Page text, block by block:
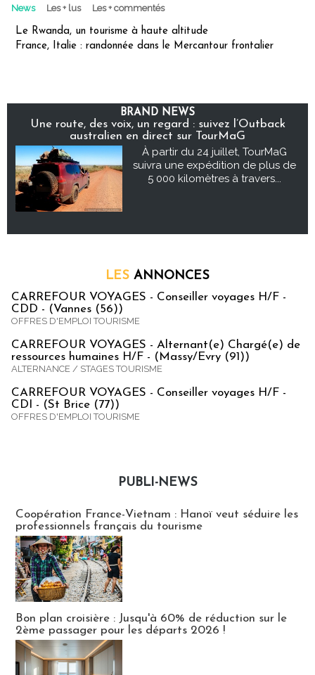
News Les + lus Les + commentés
Le Rwanda, un tourisme à haute altitude
France, Italie : randonnée dans le Mercantour frontalier
BRAND NEWS
Une route, des voix, un regard : suivez l’Outback
australien en direct sur TourMaG
À partir du 24 juillet, TourMaG
suivra une expédition de plus de
5 000 kilomètres à travers...
LES ANNONCES
CARREFOUR VOYAGES - Conseiller voyages H/F -
CDD - (Vannes (56))
OFFRES D'EMPLOI TOURISME
CARREFOUR VOYAGES - Alternant(e) Chargé(e) de
ressources humaines H/F - (Massy/Evry (91))
ALTERNANCE / STAGES TOURISME
CARREFOUR VOYAGES - Conseiller voyages H/F -
CDI - (St Brice (77))
OFFRES D'EMPLOI TOURISME
PUBLI-NEWS
Coopération France-Vietnam : Hanoï veut séduire les
professionnels français du tourisme
Bon plan croisière : Jusqu'à 60% de réduction sur le
2ème passager pour les départs 2026 !